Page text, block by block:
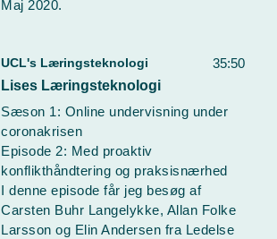
Maj 2020.
35:50
UCL's Læringsteknologi
Lises Læringsteknologi
Sæson 1: Online undervisning under
coronakrisen
Episode 2: Med proaktiv
konflikthåndtering og praksisnærhed
I denne episode får jeg besøg af
Carsten Buhr Langelykke, Allan Folke
Larsson og Elin Andersen fra Ledelse